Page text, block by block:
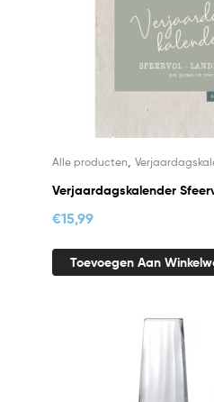
Alle producten
Verjaardagskalender
€15,99
Toevoegen Aan